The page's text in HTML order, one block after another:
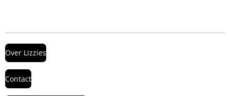
Over Lizzies
Contact